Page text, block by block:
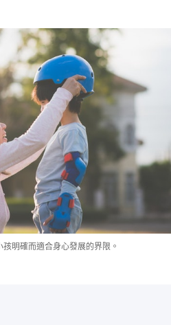
明確而適合身心發展的界限。